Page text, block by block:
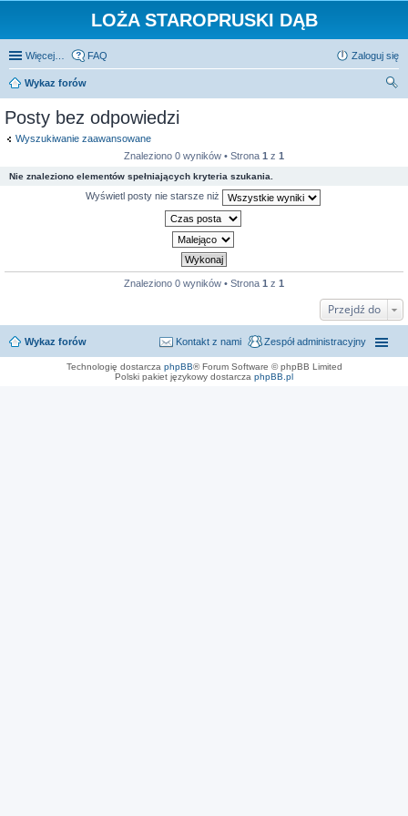
LOŻA STAROPRUSKI DĄB
Więcej… FAQ Zaloguj się
Wykaz forów
Posty bez odpowiedzi
Wyszukiwanie zaawansowane
Znaleziono 0 wyników • Strona 1 z 1
Nie znaleziono elementów spełniających kryteria szukania.
Wyświetl posty nie starsze niż
Znaleziono 0 wyników • Strona 1 z 1
Przejdź do
Wykaz forów Zespół administracyjny
Kontakt z nami
Technologię dostarcza phpBB® Forum Software © phpBB Limited
Polski pakiet językowy dostarcza phpBB.pl